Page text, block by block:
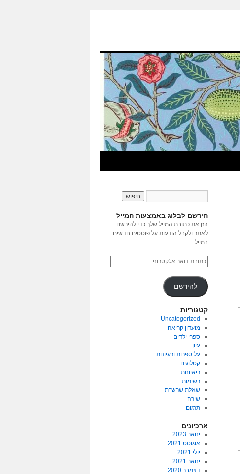
הירשם לבלוג באמצעות המייל
הזן את כתובת המייל שלך כדי להירשם
לאתר ולקבל הודעות על פוסטים חדשים
במייל.
להירשם
קטגוריות
Uncategorized
מועדון קריאה
ספרי ילדים
עיון
על ספרות ורעיונות
קטלוגים
ריאיונות
רשימות
שאלת שרשרת
שירה
תרגום
ארכיונים
ינואר 2023
אוגוסט 2021
יולי 2021
ינואר 2021
דצמבר 2020